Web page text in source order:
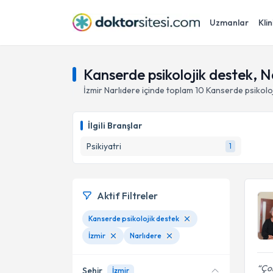
Uzmanlar
Kanserde psikolojik destek,
İzmirNarlıdere içinde toplam 10 Kanserde
İlgili Branşlar
Psikiyatri
1
Aktif Filtreler
Kanserde psikolojik destek
İzmir
Narlıdere
Şehir İzmir